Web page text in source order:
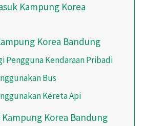
Kampung Korea
Korea Bandung
Pengguna Kendaraan Pribadi
Bus
Kereta Api
Korea Bandung